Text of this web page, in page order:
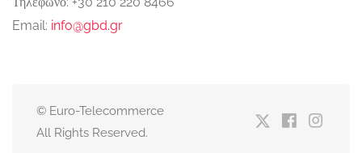
Email: info@gbd.gr
© Euro-Telecommerce
All Rights Reserved.